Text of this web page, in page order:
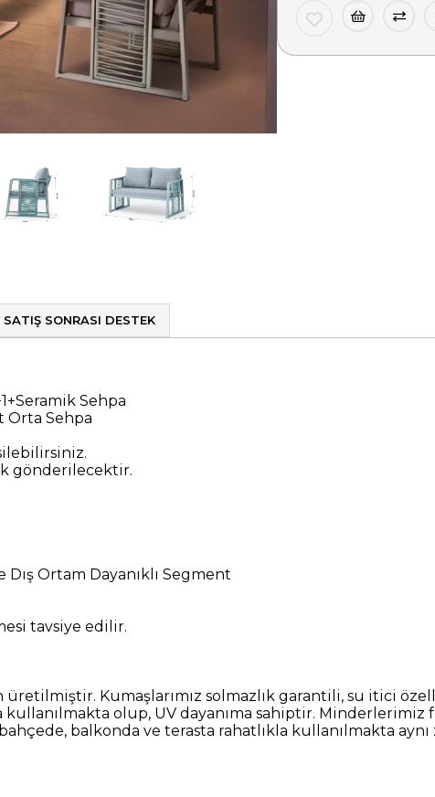
SATIŞ SONRASI DESTEK
Sehpa
Orta Sehpa
gönderilecektir.
Dış Ortam Dayanıklı Segment
tavsiye edilir.
Kumaşlarımız solmazlık garantili, su itici
olup, UV dayanıma sahiptir. Minderlerimiz
balkonda ve terasta rahatlıkla kullanılmakta